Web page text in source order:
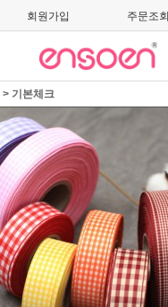
회원가입 주문조회
> 기본체크